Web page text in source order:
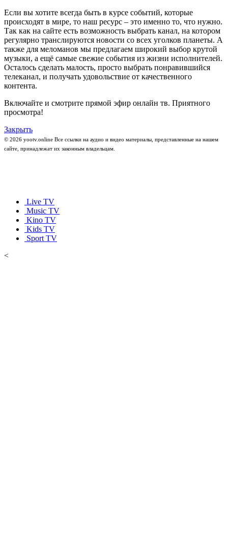
Если вы хотите всегда быть в курсе событий, которые
происходят в мире, то наш ресурс – это именно то, что нужно.
Так как на сайте есть возможность выбрать канал, на котором
регулярно транслируются новости со всех уголков планеты. А
также для меломанов мы предлагаем широкий выбор крутой
музыки, а ещё самые свежие события из жизни исполнителей.
Осталось сделать малость, просто выбрать понравившийся
телеканал, и получать удовольствие от качественного
контента.
Включайте и смотрите прямой эфир онлайн тв. Приятного
просмотра!
Закрыть
© 2026 yootv.online Все ссылки на аудио и видео материалы, представленные на нашем
сайте, принадлежат их законным владельцам.
Live TV
Music TV
Kino TV
Kids TV
Sport TV
<